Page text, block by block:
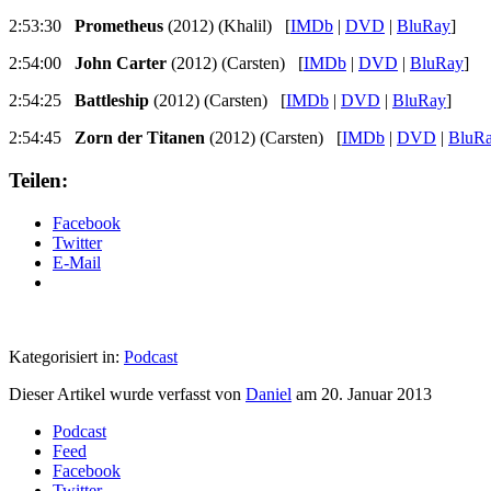
2:53:30 Prometheus (2012) (Khalil) [IMDb | DVD | BluRay]
2:54:00 John Carter (2012) (Carsten) [IMDb | DVD | BluRay]
2:54:25 Battleship (2012) (Carsten) [IMDb | DVD | BluRay]
2:54:45 Zorn der Titanen (2012) (Carsten) [IMDb | DVD |
Teilen:
Facebook
Twitter
E-Mail
Kategorisiert in: Podcast
Dieser Artikel wurde verfasst von Daniel am 20. Januar 2013
Podcast
Feed
Facebook